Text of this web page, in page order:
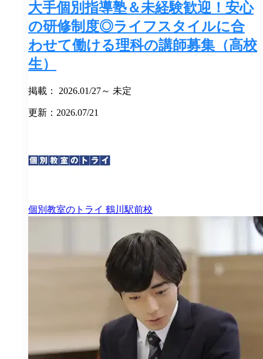
大手個別指導塾＆未経験歓迎！安心
の研修制度◎ライフスタイルに合
わせて働ける理科の講師募集（高校
生）
掲載： 2026.01/27～ 未定
更新：2026.07/21
個別教室のトライ 鶴川駅前校